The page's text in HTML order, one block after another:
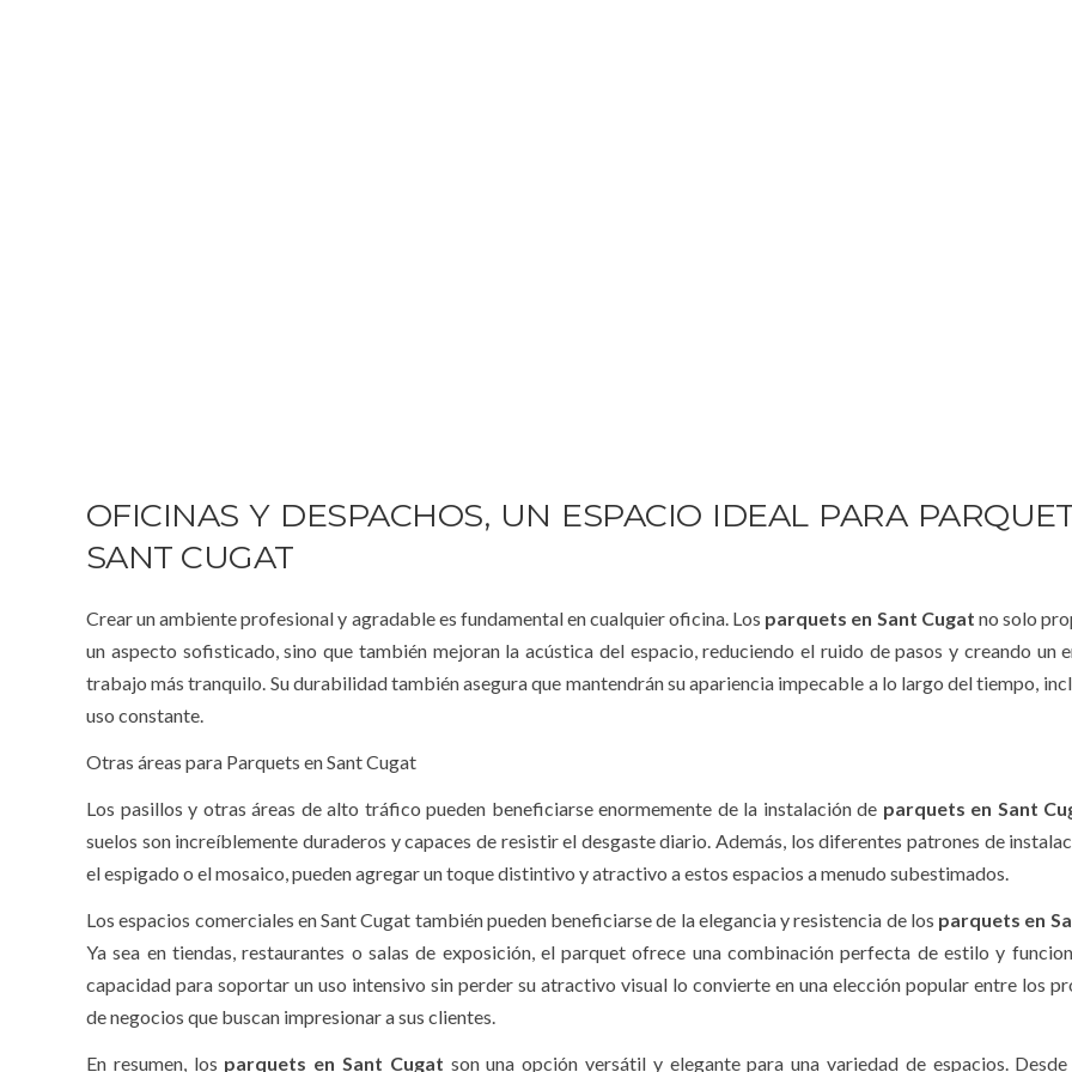
OFICINAS Y DESPACHOS, UN ESPACIO IDEAL PARA
SANT CUGAT
Crear un ambiente profesional y agradable es fundamental en cualquier oficina. Los parquets en Sant Cugat no solo
un aspecto sofisticado, sino que también mejoran la acústica del espacio, reduciendo el ruido de pasos y creando un
trabajo más tranquilo. Su durabilidad también asegura que mantendrán su apariencia impecable a lo largo del tiempo,
uso constante.
Otras áreas para Parquets en Sant Cugat
Los pasillos y otras áreas de alto tráfico pueden beneficiarse enormemente de la instalación de parquets en Sant
suelos son increíblemente duraderos y capaces de resistir el desgaste diario. Además, los diferentes patrones de
el espigado o el mosaico, pueden agregar un toque distintivo y atractivo a estos espacios a menudo subestimados.
Los espacios comerciales en Sant Cugat también pueden beneficiarse de la elegancia y resistencia de los parquets en
Ya sea en tiendas, restaurantes o salas de exposición, el parquet ofrece una combinación perfecta de estilo y
capacidad para soportar un uso intensivo sin perder su atractivo visual lo convierte en una elección popular entre los
de negocios que buscan impresionar a sus clientes.
En resumen, los parquets en Sant Cugat son una opción versátil y elegante para una variedad de espacios.